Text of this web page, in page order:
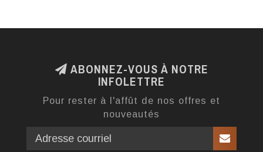
ABONNEZ-VOUS À NOTRE
INFOLETTRE
Pour rester à l'affût de nos offres et
nouveautés